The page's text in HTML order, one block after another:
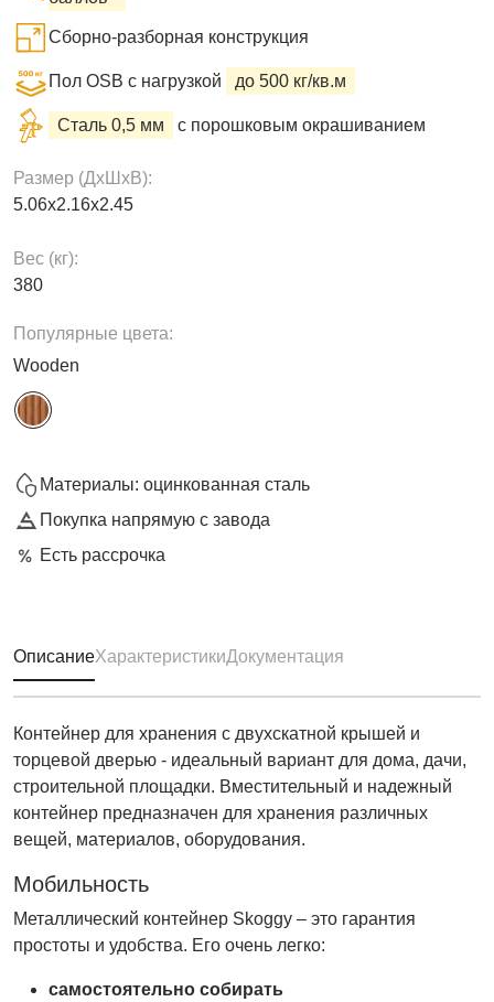
Сборно-разборная конструкция
Пол OSB с нагрузкой до 500 кг/кв.м
Сталь 0,5 мм с порошковым окрашиванием
Размер (ДxШxВ):
5.06х2.16х2.45
Вес (кг):
380
Популярные цвета:
Wooden
Материалы: оцинкованная сталь
Покупка напрямую с завода
Есть рассрочка
ОписаниеХарактеристикиДокументация
Контейнер для хранения с двухскатной крышей и
торцевой дверью - идеальный вариант для дома, дачи,
строительной площадки. Вместительный и надежный
контейнер предназначен для хранения различных
вещей, материалов, оборудования.
Мобильность
Металлический контейнер Skoggy – это гарантия
простоты и удобства. Его очень легко:
самостоятельно собирать